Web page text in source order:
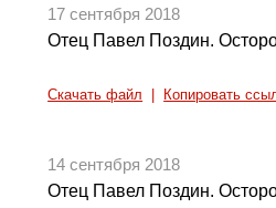
17 сентября 2018
Отец Павел Поздин.
Скачать файл Копировать
14 сентября 2018
Отец Павел Поздин.